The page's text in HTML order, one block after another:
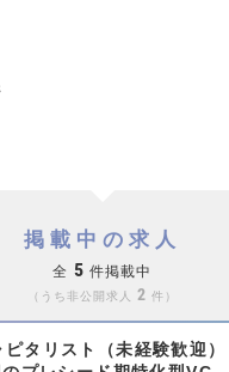
掲載中の求人
全 5 件掲載中
うち非公開求人 2 件
タリスト（未経験歓迎